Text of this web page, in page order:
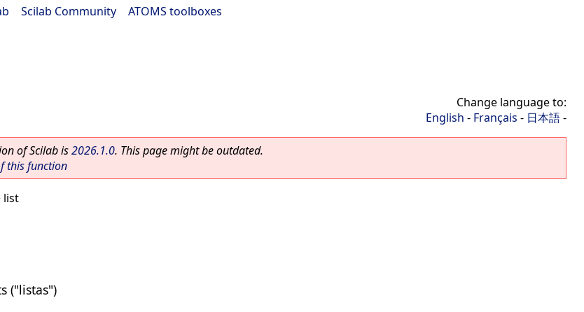
Scilab Community ATOMS toolboxes
Change language to:
English - Français - 日本語-
of Scilab is2026.1.0. This page might be outdated.
this function
list
("listas")